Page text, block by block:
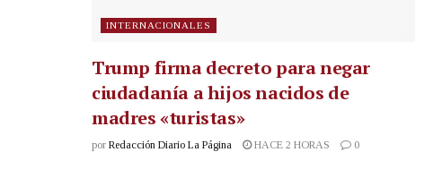
INTERNACIONALES
Trump firma decreto para negar
ciudadanía a hijos nacidos de
madres «turistas»
por Redacción Diario La Página HACE 2 HORAS 0